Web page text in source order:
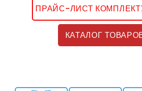
+7(747) 222-77-12
ПРАЙС-ЛИСТ
КАТАЛОГ